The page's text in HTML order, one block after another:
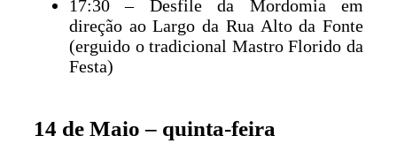
17:30 – Desfile da Mordomia em
direção ao Largo da Rua Alto da Fonte
(erguido o tradicional Mastro Florido da
Festa)
14 de Maio – quinta-feira